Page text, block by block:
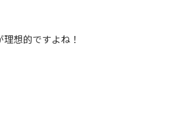
想的ですよね！